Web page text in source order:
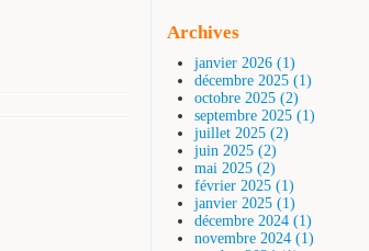
Archives
janvier 2026 (1)
décembre 2025 (1)
octobre 2025 (2)
septembre 2025 (1)
juillet 2025 (2)
juin 2025 (2)
mai 2025 (2)
février 2025 (1)
janvier 2025 (1)
décembre 2024 (1)
novembre 2024 (1)